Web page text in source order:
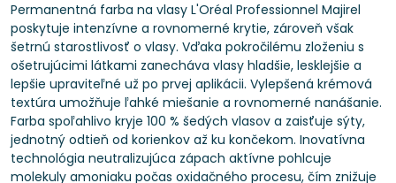
Permanentná farba na vlasy L'Oréal Professionnel Majirel
poskytuje intenzívne a rovnomerné krytie, zároveň však
šetrnú starostlivosť o vlasy. Vďaka pokročilému zloženiu s
ošetrujúcimi látkami zanecháva vlasy hladšie, lesklejšie a
lepšie upraviteľné už po prvej aplikácii. Vylepšená krémová
textúra umožňuje ľahké miešanie a rovnomerné nanášanie.
Farba spoľahlivo kryje 100 % šedých vlasov a zaisťuje sýty,
jednotný odtieň od korienkov až ku končekom. Inovatívna
technológia neutralizujúca zápach aktívne pohlcuje
molekuly amoniaku počas oxidačného procesu, čím znižuje